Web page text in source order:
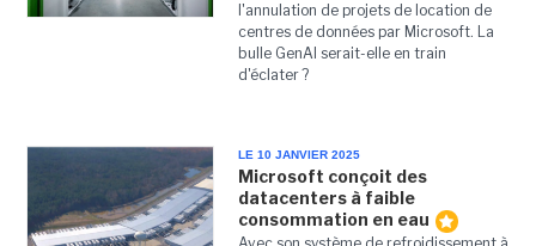
l'annulation de projets de location de
centres de données par Microsoft. La
bulle GenAI serait-elle en train
d'éclater ?
LE 10 JANVIER 2025
Microsoft conçoit des
datacenters à faible
consommation en eau